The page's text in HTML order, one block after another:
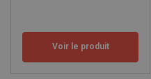
Voir le produit